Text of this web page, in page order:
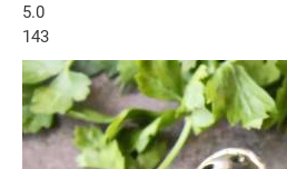
5.0
143